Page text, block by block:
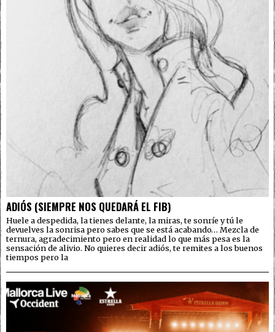
ADIÓS (SIEMPRE NOS QUEDARÁ EL FIB)
Huele a despedida, la tienes delante, la miras, te sonríe y tú le
devuelves la sonrisa pero sabes que se está acabando… Mezcla de
ternura, agradecimiento pero en realidad lo que más pesa es la
sensación de alivio. No quieres decir adiós, te remites a los buenos
tiempos pero la